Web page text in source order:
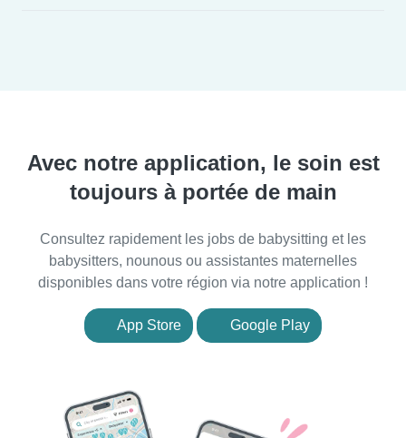
Avec notre application, le soin est
toujours à portée de main
Consultez rapidement les jobs de babysitting et les
babysitters, nounous ou assistantes maternelles
disponibles dans votre région via notre application !
App Store Google Play